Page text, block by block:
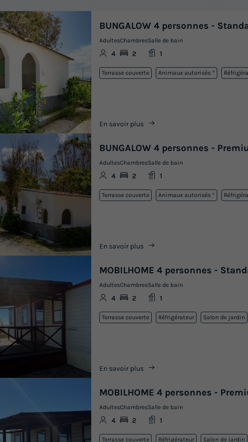
BUNGALOW 4 personnes -
Adultes
4
Chambres
2
Salle de bain
1
Terrasse couverte Animaux autorisés *
En savoir plus
BUNGALOW 4 personnes -
Adultes
4
Chambres
2
Salle de bain
1
Terrasse couverte Animaux autorisés *
En savoir plus
MOBILHOME 4 personnes -
Adultes
4
Chambres
2
Salle de bain
1
Terrasse couverte Réfrigérateur Salon de jardin
En savoir plus
MOBILHOME 4 personnes -
Adultes
4
Chambres
2
Salle de bain
1
Terrasse couverte Réfrigérateur Salon de jardin